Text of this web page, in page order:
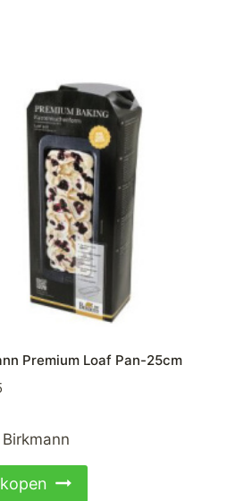
Premium Loaf Pan-25cm
Birkmann
kopen